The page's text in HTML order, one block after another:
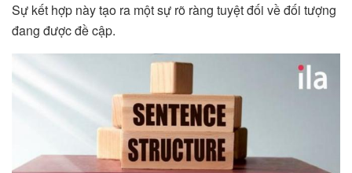
Sự kết hợp này tạo ra một sự rõ ràng tuyệt đối về đối tượng
đang được đề cập.